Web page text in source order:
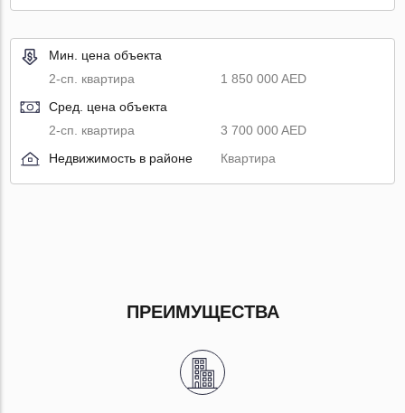
Мин. цена объекта
2-сп. квартира
1 850 000 AED
Сред. цена объекта
2-сп. квартира
3 700 000 AED
Недвижимость в районе
Квартира
ПРЕИМУЩЕСТВА